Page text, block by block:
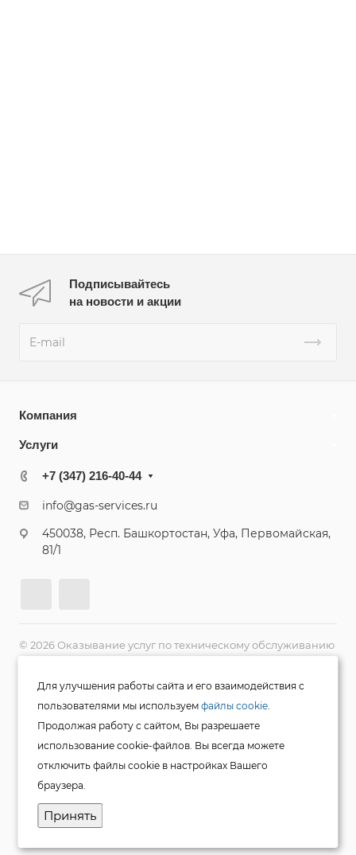
Подписывайтесь
на новости и акции
Компания
Услуги
+7 (347) 216-40-44
info@gas-services.ru
450038, Респ. Башкортостан, Уфа, Первомайская,
81/1
© 2026 Оказывание услуг по техническому обслуживанию
эксплуатации опасных производственных объектов.
Политика конфиденциальности
Для улучшения работы сайта и его взаимодействия с
пользователями мы используемфайлы cookie.
Продолжая работу с сайтом, Вы разрешаете
использование cookie-файлов. Вы всегда можете
отключить файлы cookie в настройках Вашего
браузера.
Принять